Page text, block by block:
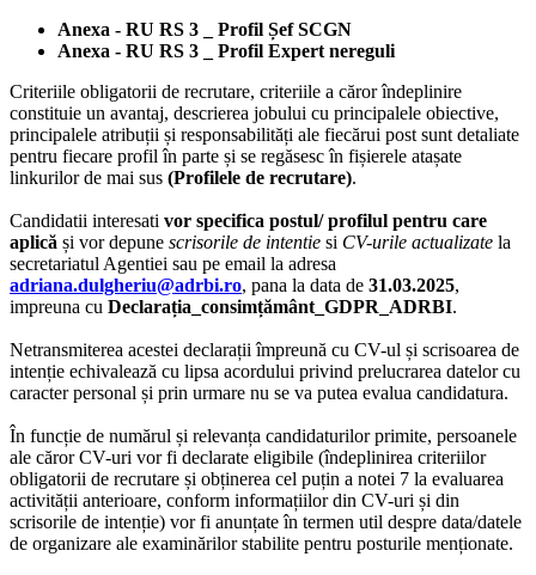
Anexa - RU RS 3 _ Profil Șef SCGN
Anexa - RU RS 3 _ Profil Expert nereguli
Criteriile obligatorii de recrutare, criteriile a căror îndeplinire
constituie un avantaj, descrierea jobului cu principalele obiective,
principalele atribuții și responsabilități ale fiecărui post sunt detaliate
pentru fiecare profil în parte și se regăsesc în fișierele atașate
linkurilor de mai sus (Profilele de recrutare).
Candidatii interesati vor specifica postul/ profilul pentru care
aplică și vor depune scrisorile de intentie si CV-urile actualizate la
secretariatul Agentiei sau pe email la adresa
adriana.dulgheriu@adrbi.ro, pana la data de 31.03.2025,
impreuna cu Declarația_consimțământ_GDPR_ADRBI.
Netransmiterea acestei declarații împreună cu CV-ul și scrisoarea de
intenție echivalează cu lipsa acordului privind prelucrarea datelor cu
caracter personal și prin urmare nu se va putea evalua candidatura.
În funcție de numărul și relevanța candidaturilor primite, persoanele
ale căror CV-uri vor fi declarate eligibile (îndeplinirea criteriilor
obligatorii de recrutare și obținerea cel puțin a notei 7 la evaluarea
activității anterioare, conform informațiilor din CV-uri și din
scrisorile de intenție) vor fi anunțate în termen util despre data/datele
de organizare ale examinărilor stabilite pentru posturile menționate.